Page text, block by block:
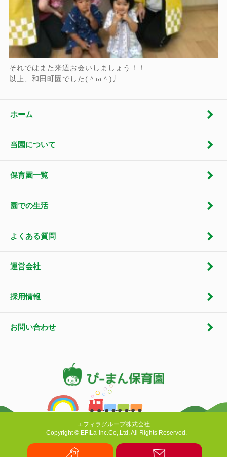
それではまた来週お会いしましょう！！
以上、和田町園でした(＾ω＾)丿
ホーム
当園について
保育園一覧
園での生活
よくある質問
運営会社
採用情報
お問い合わせ
エフィラグループ株式会社
Copyright © EFILa-inc.Co,.Ltd. All Rights Reserved.